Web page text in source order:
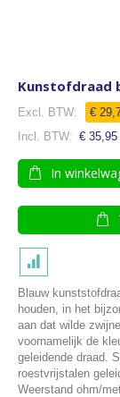
Kunstofdraad
€
€ 35,95
In
Blauw
houden, in het
aan dat wilde
voornamelijk de
geleidende draad.
roestvrijstalen
Weerstand ohm/